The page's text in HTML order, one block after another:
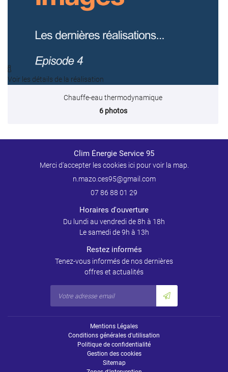

Voir les détails de la réalisation
Chauffe-eau thermodynamique
6 photos
Clim Énergie Service 95
Merci d'accepter les cookies ici pour voir la map.
07 86 88 01 29
Horaires d'ouverture
Du lundi au vendredi de 8h à 18h
Le samedi de 9h à 13h
Restez informés
Tenez-vous informés de nos dernières
offres et actualités
Mentions Légales
Conditions générales d'utilisation
Politique de confidentialité
Gestion des cookies
Sitemap